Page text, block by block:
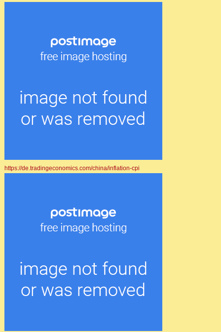
https://de.tradingeconomics.com/china/inflation-cpi